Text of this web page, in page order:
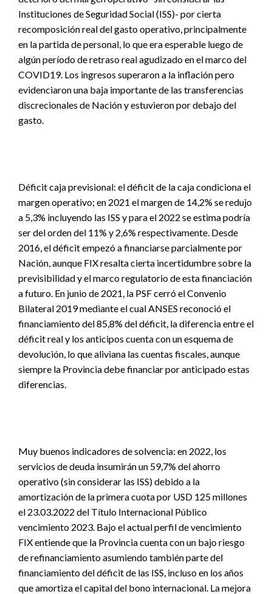
Instituciones de Seguridad Social (ISS)- por cierta
recomposición real del gasto operativo, principalmente
en la partida de personal, lo que era esperable luego de
algún período de retraso real agudizado en el marco del
COVID19. Los ingresos superaron a la inflación pero
evidenciaron una baja importante de las transferencias
discrecionales de Nación y estuvieron por debajo del
gasto.
Déficit caja previsional: el déficit de la caja condiciona el
margen operativo; en 2021 el margen de 14,2% se redujo
a 5,3% incluyendo las ISS y para el 2022 se estima podría
ser del orden del 11% y 2,6% respectivamente. Desde
2016, el déficit empezó a financiarse parcialmente por
Nación, aunque FIX resalta cierta incertidumbre sobre la
previsibilidad y el marco regulatorio de esta financiación
a futuro. En junio de 2021, la PSF cerró el Convenio
Bilateral 2019 mediante el cual ANSES reconoció el
financiamiento del 85,8% del déficit, la diferencia entre el
déficit real y los anticipos cuenta con un esquema de
devolución, lo que aliviana las cuentas fiscales, aunque
siempre la Provincia debe financiar por anticipado estas
diferencias.
Muy buenos indicadores de solvencia: en 2022, los
servicios de deuda insumirán un 59,7% del ahorro
operativo (sin considerar las ISS) debido a la
amortización de la primera cuota por USD 125 millones
el 23.03.2022 del Título Internacional Público
vencimiento 2023. Bajo el actual perfil de vencimiento
FIX entiende que la Provincia cuenta con un bajo riesgo
de refinanciamiento asumiendo también parte del
financiamiento del déficit de las ISS, incluso en los años
que amortiza el capital del bono internacional. La mejora